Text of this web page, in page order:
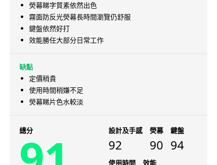
熒幕睇字質素依然出色
霧面防反光熒幕長時間瀏覽仍舒服
鍵盤依然好打
效能勝任大部分日常工作
缺點
定價稍貴
使用時間稍嫌不足
熒幕睇片色水較淡
總分 設計及手感
92
熒幕
90
鍵盤
94
使用時間 效能